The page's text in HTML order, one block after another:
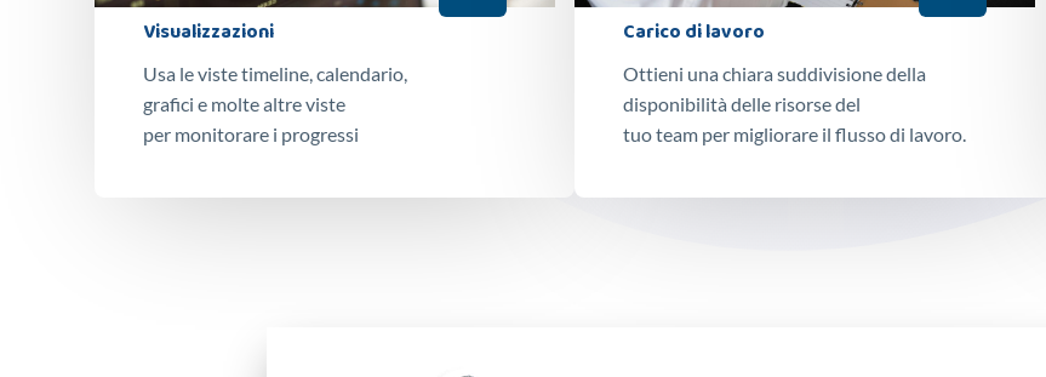
Visualizzazioni
Usa le viste timeline, calendario,
grafici e molte altre viste
per monitorare i progressi
Carico di lavoro
Ottieni una chiara suddivisione della
disponibilità delle risorse del
tuo team per migliorare il flusso di lavoro.